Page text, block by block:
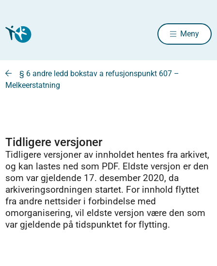
Meny
§ 6 andre ledd bokstav a refusjonspunkt 607 –
Melkeerstatning
Tidligere versjoner
Tidligere versjoner av innholdet hentes fra arkivet,
og kan lastes ned som PDF. Eldste versjon er den
som var gjeldende 17. desember 2020, da
arkiveringsordningen startet. For innhold flyttet
fra andre nettsider i forbindelse med
omorganisering, vil eldste versjon være den som
var gjeldende på tidspunktet for flytting.